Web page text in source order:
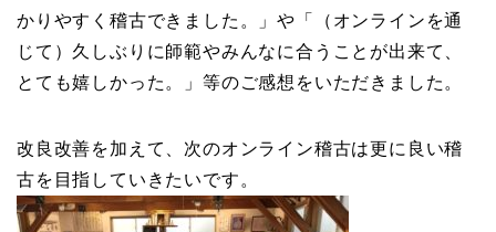
かりやすく稽古できました。」や「（オンラインを通
じて）久しぶりに師範やみんなに合うことが出来て、
とても嬉しかった。」等のご感想をいただきました。
改良改善を加えて、次のオンライン稽古は更に良い稽
古を目指していきたいです。